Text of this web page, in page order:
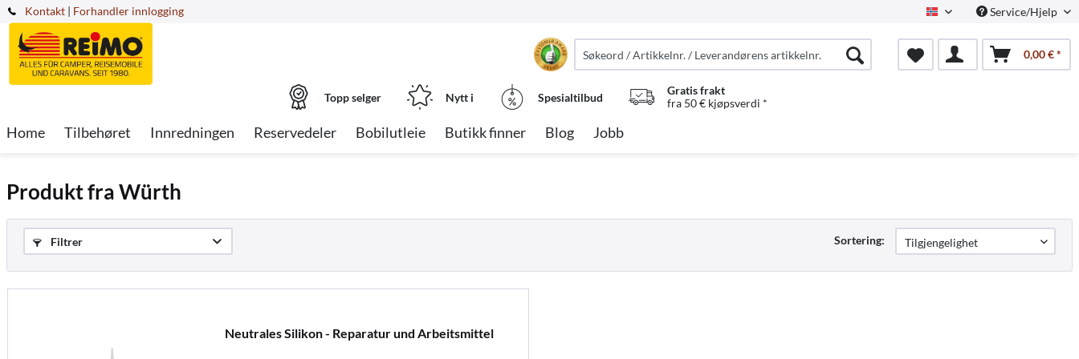
Kontakt NorwegianService/Hjelp
| Forhandler innlogging
0,00 € *
Topp selger Nytt i Spesialtilbud
Gratis frakt
fra 50 € kjøpsverdi *
Home Tilbehøret Innredningen Reservedeler Bobilutleie Butikk finner Blog Jobb
Produkt fra Würth
Filtrer Sortering:
Neutrales Silikon - Reparatur und Arbeitsmittel